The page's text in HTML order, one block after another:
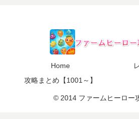
Home
攻略まとめ【1001～】
© 2014 ファームヒーロー